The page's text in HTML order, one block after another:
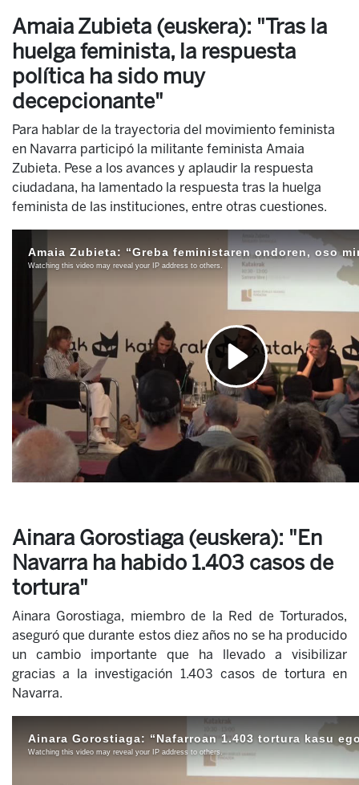
Amaia Zubieta (euskera): "Tras la
huelga feminista, la respuesta
política ha sido muy
decepcionante"
Para hablar de la trayectoria del movimiento feminista
en Navarra participó la militante feminista Amaia
Zubieta. Pese a los avances y aplaudir la respuesta
ciudadana, ha lamentado la respuesta tras la huelga
feminista de las instituciones, entre otras cuestiones.
Ainara Gorostiaga (euskera): "En
Navarra ha habido 1.403 casos de
tortura"
Ainara Gorostiaga, miembro de la Red de Torturados,
aseguró que durante estos diez años no se ha producido
un cambio importante que ha llevado a visibilizar
gracias a la investigación 1.403 casos de tortura en
Navarra.